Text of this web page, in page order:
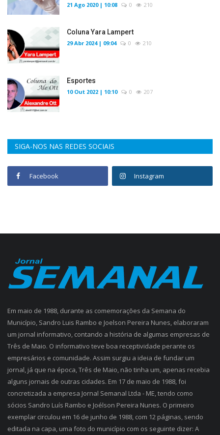
21 Ago 2020 | 10:08 0 210
Coluna Yara Lampert
29 Abr 2024 | 09:04 0 210
Esportes
10 Out 2022 | 10:10 0 207
SIGA-NOS NAS REDES SOCIAIS
Facebook Instagram
Em maio de 1988, durante as comemorações da Semana do
Município, Sandro Luis Rambo e Joelson Pereira Nunes, elaboraram
um jornal informativo, contando a história de algumas empresas de
Três de Maio. O informativo teve boa receptividade perante os
empresários e comunidade. Assim surgiu a ideia de fundar um
jornal, já que na época, Três de Maio, não tinha um, apenas recebia
alguns jornais de outras cidades. Em 17 de maio de 1988, foi
concretizada a empresa Jornal Semanal Ltda - ME, tendo como
sócios Sandro Luís Rambo e Joélson Pereira Nunes. O primeiro
exemplar circulou em 16 de junho de 1988, com 12 páginas, sendo
editada na capa, uma foto do município com os seguinte dizer: A